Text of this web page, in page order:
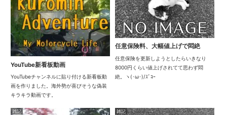
YouTube新看板動画
YouTubeチャンネルに貼り付ける新看板動
画を作りました。海外勢が喜びそうな偽装
キラキラ動画です。
任意保険料、大幅値上げで悶絶
任意保険を更新しようとしたらいきなり
8000円くらい値上げされてて思わず悶
絶。ヽ(･ω･)/ｽﾞｺｰ
雑記 雑記